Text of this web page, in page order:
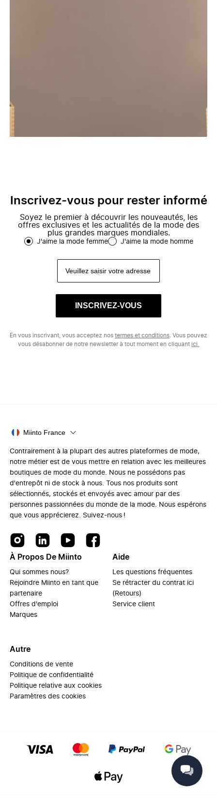
Inscrivez-vous pour rester informé
Soyez le premier à découvrir les nouveautés, les
offres exclusives et les actualités de la mode des
plus grandes marques mondiales.
J'aime la mode femme J'aime la mode homme
INSCRIVEZ-VOUS
En vous inscrivant, vous acceptez nos termes et conditions . Vous pouvez
vous désabonner de notre newsletter à tout moment en cliquant ici.
Miinto France
Contrairement à la plupart des autres plateformes de mode,
notre métier est de vous mettre en relation avec les meilleures
boutiques de mode du monde. Nous ne possédons pas
d'entrepôt ni de stock à nous. Tous nos produits sont
sélectionnés, stockés et envoyés avec amour par des
personnes passionnées du monde de la mode. Nous espérons
que vous apprécierez. Suivez-nous !
À Propos De Miinto
Qui sommes nous?
Rejoindre Miinto en tant que
partenaire
Offres d'emploi
Marques
Aide
Les questions fréquentes
Se rétracter du contrat ici
(Retours)
Service client
Autre
Conditions de vente
Politique de confidentialité
Politique relative aux cookies
Paramètres des cookies